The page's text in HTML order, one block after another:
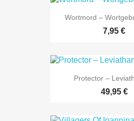
Wortmord –
7,95 €
Protector –
49,95 €